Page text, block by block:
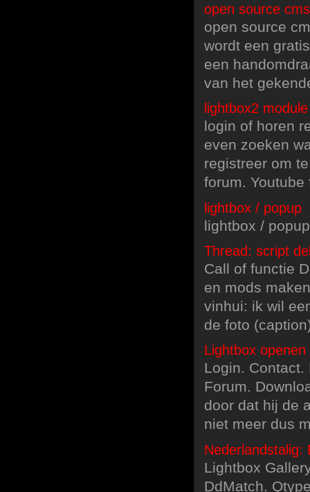
open source
open source
wordt een
een
van het
lightbox2
login of horen
even zoeken
registreer om
forum.
lightbox / popup
lightbox / popup
Thread: script
Call of functie
en mods
vinhui: ik wil
de foto
Lightbox
Login. Contact.
Forum.
door dat hij de
niet meer dus
Nederlandstalig:
Lightbox
DdMatch.